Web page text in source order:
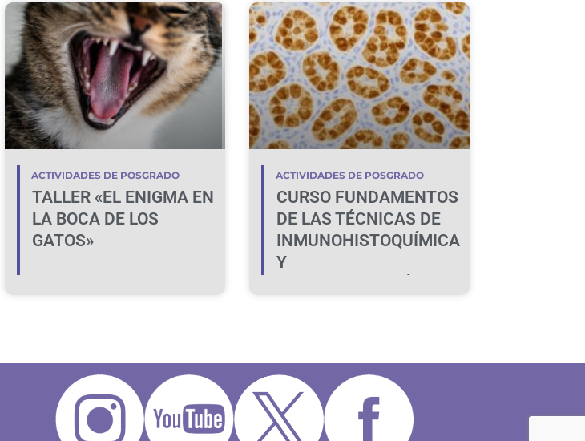
MEDICINA
VETERINARIA
ACTIVIDADES DE POSGRADO
TALLER «EL ENIGMA EN
LA BOCA DE LOS
GATOS»
ACTIVIDADES DE POSGRADO
CURSO FUNDAMENTOS
DE LAS TÉCNICAS DE
INMUNOHISTOQUÍMICA
Y